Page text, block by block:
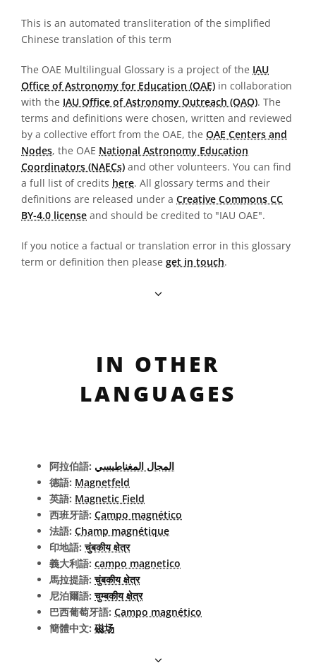
This is an automated transliteration of the simplified
Chinese translation of this term
The OAE Multilingual Glossary is a project of the IAU
Office of Astronomy for Education (OAE) in collaboration
with the IAU Office of Astronomy Outreach (OAO). The
terms and definitions were chosen, written and reviewed
by a collective effort from the OAE, the OAE Centers and
Nodes, the OAE National Astronomy Education
Coordinators (NAECs) and other volunteers. You can find
a full list of credits here. All glossary terms and their
definitions are released under a Creative Commons CC
BY-4.0 license and should be credited to "IAU OAE".
If you notice a factual or translation error in this glossary
term or definition then please get in touch.
IN OTHER
LANGUAGES
阿拉伯語: المجال المغناطيسي
德語: Magnetfeld
英語: Magnetic Field
西班牙語: Campo magnético
法語: Champ magnétique
印地語:चुंबकीय क्षेत्र
義大利語: campo magnetico
馬拉提語:चुंबकीय क्षेत्र
尼泊爾語:चुम्बकीय क्षेत्र
巴西葡萄牙語: Campo magnético
簡體中文: 磁场